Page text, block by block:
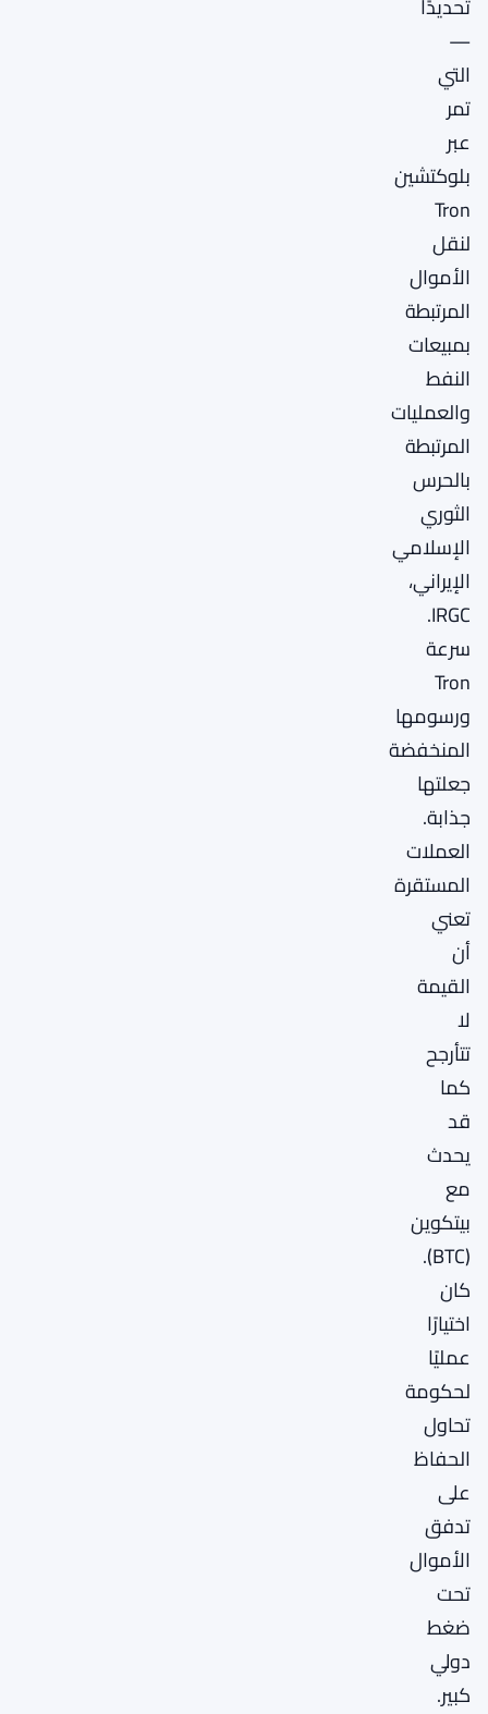
—
التي
تمر
عبر
بلوكتشين
Tron
لنقل
الأموال
المرتبطة
بمبيعات
النفط
والعمليات
المرتبطة
بالحرس
الثوري
الإسلامي
الإيراني،
IRGC.
سرعة
Tron
ورسومها
المنخفضة
جعلتها
جذابة.
العملات
المستقرة
تعني
أن
القيمة
لا
تتأرجح
كما
قد
يحدث
مع
بيتكوين
(BTC).
كان
اختيارًا
عمليًا
لحكومة
تحاول
الحفاظ
على
تدفق
الأموال
تحت
ضغط
دولي
كبير.